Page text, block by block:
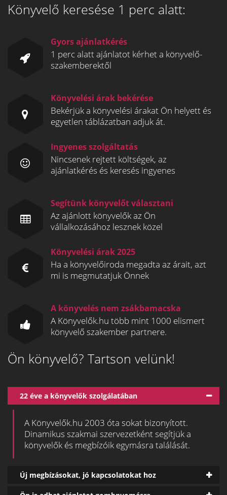
Könyvelő keresése 1 perc alatt:
Gyors ajánlatkérés
1 perc alatt ajánlatot kérhet a könyvelő-
szakemberektől
Könyvelési árak bekérése
Bekérjük a könyvelési árakat Ön helyett és
egyetlen táblázatban adjuk át.
Ingyenes szolgáltatás
Nincsenek rejtett költségek, az
ajánlatkérés és keresés ingyenes
Segítünk könyvelőt választani
Az ajánlott könyvelők az Ön
vállalkozásához lesznek közel
Könyvelési árak 2025
Ha a könyvelőiroda megadta az árait, azt
mi is megmutatjuk Önnek
A könyvelés nem zsákbamacska
A Könyvelők.hu több mint 1000 elismert
könyvelő szakember partnere.
Ön könyvelő? Tartson velünk!
22 éve a könyvelők szolgálatában
A Könyvelők.hu 2003 óta sokat bizonyított.
Dinamikus szakmai szervezetként segítjük a
könyvelők és megbízóik egymásra találását.
Új megbízásokat, jó kapcsolatokat hoz